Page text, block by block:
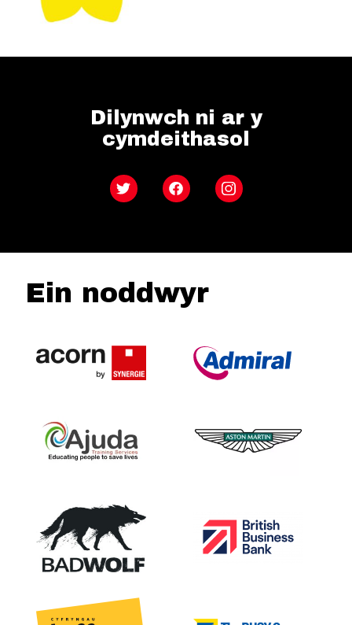
Dilynwch ni ar y
cymdeithasol
Twitter FacebookInstagram
Ein noddwyr